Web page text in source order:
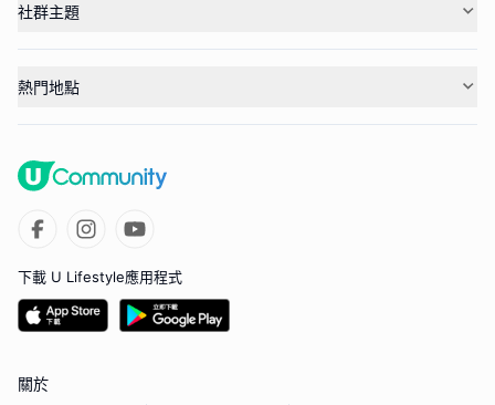
社群主題
熱門地點
下載 U Lifestyle應用程式
關於